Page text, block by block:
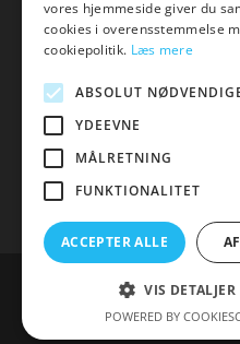
Mail:
Amare.dk er siden,
spændende varer.
links kan
vores hjemmeside giver du
cookies i overensstemmelse
cookiepolitik. Læs mere
ABSOLUT
YDEEVNE
MÅLRETNING
FUNKTIONALITET
ACCEPTER ALLE
VIS DETALJER
POWERED BY